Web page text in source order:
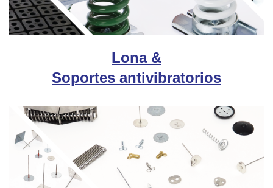
Lona &
Soportes antivibratorios